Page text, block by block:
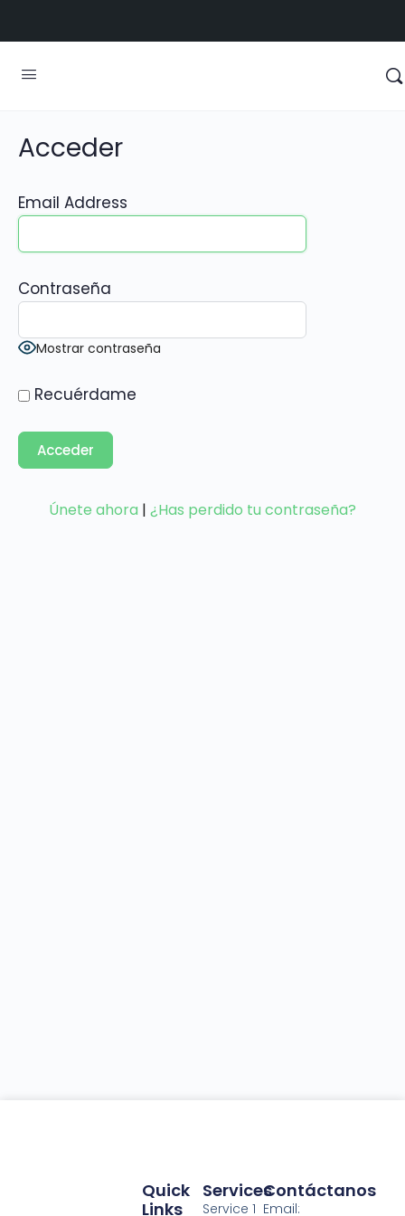
Acceder
Email Address
Contraseña
Mostrar contraseña
Recuérdame
Únete ahora | ¿Has perdido tu contraseña?
Services
Service 1
Quick
Links
Contáctanos
Email: